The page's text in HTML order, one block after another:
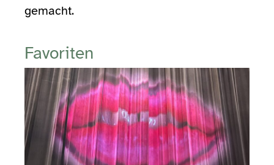
gemacht.
Favoriten